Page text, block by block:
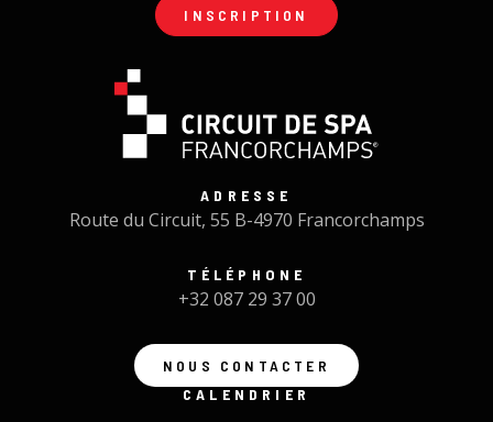
INSCRIPTION
ADRESSE
Route du Circuit, 55 B-4970 Francorchamps
TÉLÉPHONE
+32 087 29 37 00
NOUS CONTACTER
CALENDRIER